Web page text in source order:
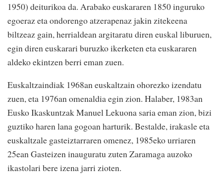
1950) deiturikoa da. Arabako euskararen 1850 inguruko
egoeraz eta ondorengo atzerapenaz jakin zitekeena
biltzeaz gain, herrialdean argitaratu diren euskal liburuen,
egin diren euskarari buruzko ikerketen eta euskararen
aldeko ekintzen berri eman zuen.
Euskaltzaindiak 1968an euskaltzain ohorezko izendatu
zuen, eta 1976an omenaldia egin zion. Halaber, 1983an
Eusko Ikaskuntzak Manuel Lekuona saria eman zion, bizi
guztiko haren lana gogoan harturik. Bestalde, irakasle eta
euskaltzale gasteiztarraren omenez, 1985eko urriaren
25ean Gasteizen inauguratu zuten Zaramaga auzoko
ikastolari bere izena jarri zioten.